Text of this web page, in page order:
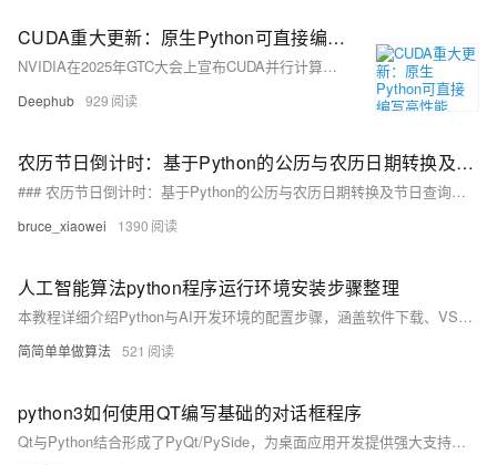
CUDA重大更新：原生Python可直接编写高性能GPU程序
NVIDIA在2025年GTC大会上宣布CUDA并行计算平台正式支持原生Python编程，消除了Python开发者进入GPU加速领域的技术壁垒。这一突破通过重新设计CUDA开发模型，引入CUDA Core、cuPyNumeric、NVMath Python等核心组件，实现了Python与GPU加速的深度集成。开发者可直接用Python语法进行高性能并行计算，显著降低门槛，扩展CUDA生态，推动人工智能、科学计算等领域创新。此更新标志着CUDA向更包容的语言生态系统转型，未来还将支持Rust、Julia等语言。
Deephub 929
农历节日倒计时：基于Python的公历与农历日期转换及节日查询小程序
### 农历节日倒计时：基于Python的公历与农历日期转换及节日查询小程序 该程序通过`lunardate`库实现公历与农历的日期转换，支持闰月和跨年处理，用户输入农历节日名称后，可准确计算距离该节日还有多少天。功能包括农历节日查询、倒计时计算等。欢迎使用！ （239字符）
bruce_xiaowei 1390
人工智能算法python程序运行环境安装步骤整理
本教程详细介绍Python与AI开发环境的配置步骤，涵盖软件下载、VS2017安装、Anaconda配置、PyCharm设置及组件安装等内容，适用于Windows系统，助你快速搭建开发环境。
简简单单做算法 521
python3如何使用QT编写基础的对话框程序
Qt与Python结合形成了PyQt/PySide，为桌面应用开发提供强大支持。通过简单安装PyQt5或PySide6，开发者可快速搭建跨平台GUI应用。本文从创建基础对话框入手，介绍布局管理、信号与槽机制、对话框模式及样式表美化等核心功能，并探讨模态窗口、事件驱动编程和资源打包等内容。最后，引导读者探索模型视图架构、多线程处理等进阶技术，逐步掌握用Python+Qt开发高效桌面应用的技能。